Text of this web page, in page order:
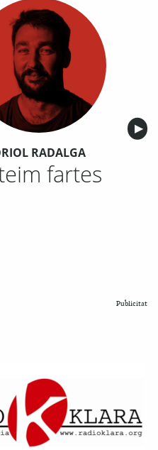
▶︎
RADALGA
fartes
Publicitat